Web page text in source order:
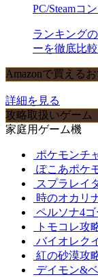
PC/Steamコ
ランキング
ーを徹底比
Amazonで買える
詳細を見る
攻略取扱いゲーム
家庭用ゲーム機
ポケモンチ
ぽこあポケ
スプラレイ
時のオカリ
ペルソナ4
トモコレ攻
バイオレク
紅の砂漠攻
デイモン&